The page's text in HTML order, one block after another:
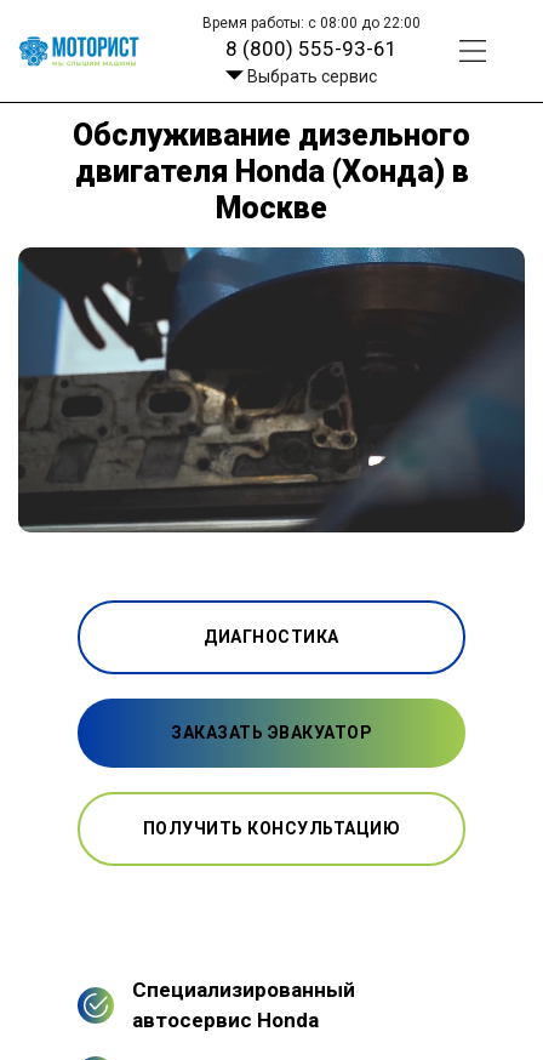
Время работы: с 08:00 до 22:00
8 (800) 555-93-61
Выбрать сервис
Обслуживание дизельного
двигателя Honda (Хонда) в
Москве
ДИАГНОСТИКА
ЗАКАЗАТЬ ЭВАКУАТОР
ПОЛУЧИТЬ КОНСУЛЬТАЦИЮ
Специализированный
автосервис Honda